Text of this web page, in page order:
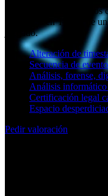
En SOCIAL11 cuidamos
dispongas en Tudela de
juzgado.
Alteración de
Secuencia de
Análisis, forense,
Análisis
Certificación legal
Espacio
Pedir valoración